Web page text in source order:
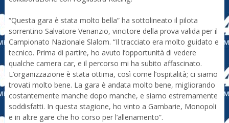
“Questa gara è stata molto bella” ha sottolineato il pilota
sorrentino Salvatore Venanzio, vincitore della prova valida per il
Campionato Nazionale Slalom. “Il tracciato era molto guidato e
tecnico. Prima di partire, ho avuto l’opportunità di vedere
qualche camera car, e il percorso mi ha subito affascinato.
L’organizzazione è stata ottima, così come l’ospitalità; ci siamo
trovati molto bene. La gara è andata molto bene, migliorando
costantemente manche dopo manche, e siamo estremamente
soddisfatti. In questa stagione, ho vinto a Gambarie, Monopoli
e in altre gare che ho corso per l’allenamento”.